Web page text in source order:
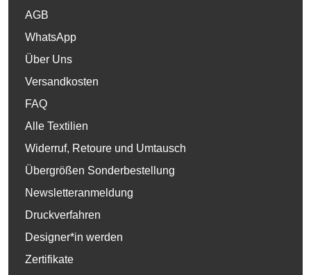
AGB
WhatsApp
Über Uns
Versandkosten
FAQ
Alle Textilien
Widerruf, Retoure und Umtausch
Übergrößen Sonderbestellung
Newsletteranmeldung
Druckverfahren
Designer*in werden
Zertifikate